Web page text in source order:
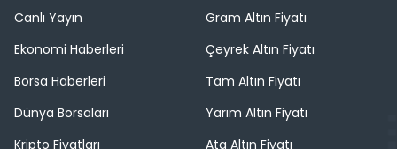
Canlı Yayın
Ekonomi Haberleri
Borsa Haberleri
Dünya Borsaları
Kripto Fiyatları
Gram Altın Fiyatı
Çeyrek Altın Fiyatı
Tam Altın Fiyatı
Yarım Altın Fiyatı
Ata Altın Fiyatı